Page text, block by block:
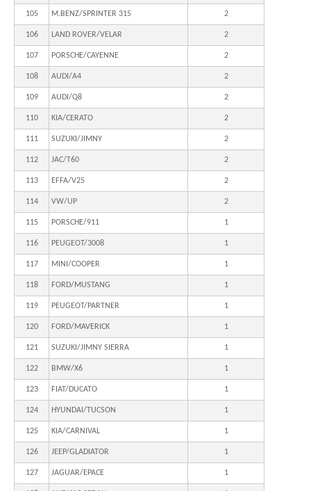
105 M.BENZ/SPRINTER 315 2
106 LAND ROVER/VELAR 2
107 PORSCHE/CAYENNE 2
108 AUDI/A4 2
109 AUDI/Q8 2
110 KIA/CERATO 2
111 SUZUKI/JIMNY 2
112 JAC/T60 2
113 EFFA/V25 2
114 VW/UP 2
115 PORSCHE/911 1
116 PEUGEOT/3008 1
117 MINI/COOPER 1
118 FORD/MUSTANG 1
119 PEUGEOT/PARTNER 1
120 FORD/MAVERICK 1
121 SUZUKI/JIMNY SIERRA 1
122 BMW/X6 1
123 FIAT/DUCATO 1
124 HYUNDAI/TUCSON 1
125 KIA/CARNIVAL 1
126 JEEP/GLADIATOR 1
127 JAGUAR/EPACE 1